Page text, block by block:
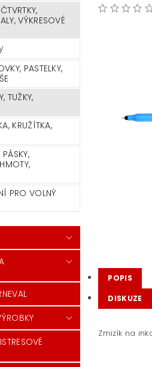
VÝKRESOVÉ
PASTELKY,
TUŽKY,
KRUŽÍTKA,
PRO VOLNÝ
POPIS
DISKUZE
Zmizík na